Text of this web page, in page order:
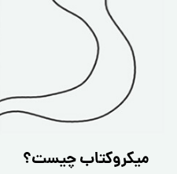
میکروکتاب چیست؟